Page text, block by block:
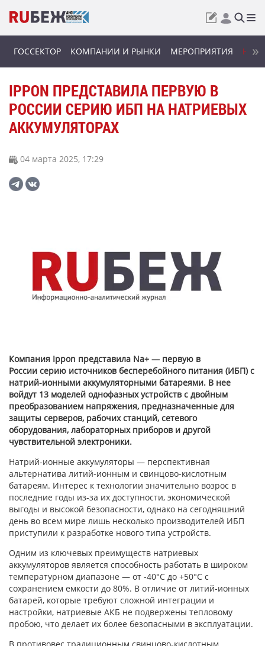
ГОССЕКТОР КОМПАНИИ И РЫНКИ МЕРОПРИЯТИЯ
IPPON ПРЕДСТАВИЛА ПЕРВУЮ В
РОССИИ СЕРИЮ ИБП НА НАТРИЕВЫХ
АККУМУЛЯТОРАХ
04 марта 2025, 17:29
Компания Ippon представила Na+ — первую в
России серию источников бесперебойного питания (ИБП) с
натрий-ионными аккумуляторными батареями. В нее
войдут 13 моделей однофазных устройств с двойным
преобразованием напряжения, предназначенные для
защиты серверов, рабочих станций, сетевого
оборудования, лабораторных приборов и другой
чувствительной электроники.
Натрий-ионные аккумуляторы — перспективная
альтернатива литий-ионным и свинцово-кислотным
батареям. Интерес к технологии значительно возрос в
последние годы из-за их доступности, экономической
выгоды и высокой безопасности, однако на сегодняшний
день во всем мире лишь несколько производителей ИБП
приступили к разработке нового типа устройств.
Одним из ключевых преимуществ натриевых
аккумуляторов является способность работать в широком
температурном диапазоне — от -40°C до +50°C с
сохранением емкости до 80%. В отличие от литий-ионных
батарей, которые требуют сложной интеграции и
настройки, натриевые АКБ не подвержены тепловому
пробою, что делает их более безопасными в эксплуатации.